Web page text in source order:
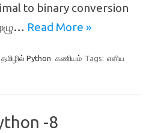
to binary conversion
Read More »
Python கணியம் Tags: எளிய
-8